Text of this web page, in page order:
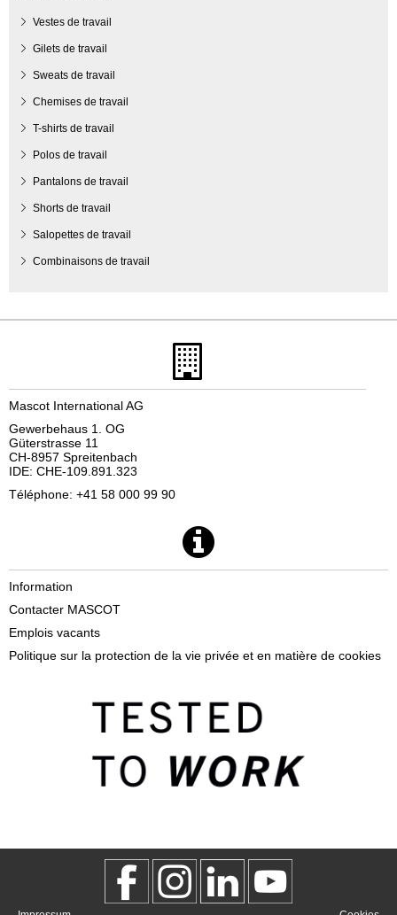
Vestes de travail
Gilets de travail
Sweats de travail
Chemises de travail
T-shirts de travail
Polos de travail
Pantalons de travail
Shorts de travail
Salopettes de travail
Combinaisons de travail
Mascot International AG
Gewerbehaus 1. OG
Güterstrasse 11
CH-8957 Spreitenbach
IDE: CHE-109.891.323
Téléphone: +41 58 000 99 90
Information
Contacter MASCOT
Emplois vacants
Politique sur la protection de la vie privée et en matière de cookies